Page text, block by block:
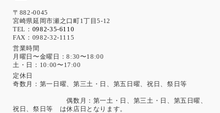
〒882-0045
宮崎県延岡市瀬之口町1丁目5-12
TEL： 0982-35-6110
FAX：0982-32-1115
営業時間
月曜日〜金曜日：8:30〜18:00
土・日：10:00〜17:00
定休日
奇数月：第一日曜、第三土・日、第五日曜、祝日、祭日等
偶数月：第一土・日、第三土・日、第五日曜、
祝日、祭日等 は休店日となります。